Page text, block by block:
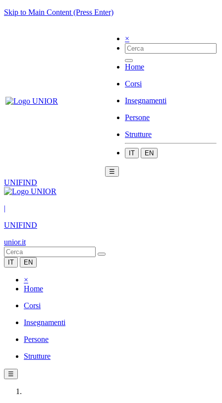
Skip to Main Content (Press Enter)
×
Home
Corsi
Insegnamenti
Persone
Strutture
IT EN
☰
UNIFIND
|
UNIFIND
unior.it
IT EN
×
Home
Corsi
Insegnamenti
Persone
Strutture
☰